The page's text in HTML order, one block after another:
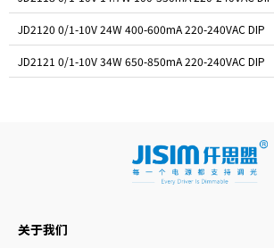
JD2120 0/1-10V 24W 400-600mA 220-240VAC DIP
JD2121 0/1-10V 34W 650-850mA 220-240VAC DIP
关于我们